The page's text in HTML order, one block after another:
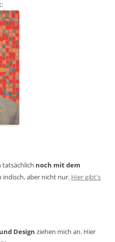
tatsächlich noch mit dem
indisch, aber nicht nur. Hier gibt's
Design ziehen mich an. Hier